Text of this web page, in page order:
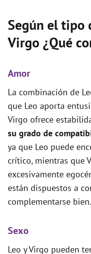
Según el tipo
Virgo ¿Qué
Amor
La combinación de
que Leo aporta
Virgo ofrece
su grado de
ya que Leo puede
crítico, mientras que
excesivamente
están dispuestos a
complementarse bien.
Sexo
Leo y Virgo pueden